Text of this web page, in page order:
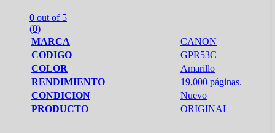
0 out of 5
(0)
MARCA
CANON
CODIGO
GPR53C
COLOR
Amarillo
RENDIMIENTO
19,000 páginas.
CONDICION
Nuevo
PRODUCTO
ORIGINAL